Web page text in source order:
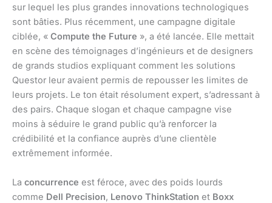
sur lequel les plus grandes innovations technologiques
sont bâties. Plus récemment, une campagne digitale
ciblée, « Compute the Future », a été lancée. Elle mettait
en scène des témoignages d’ingénieurs et de designers
de grands studios expliquant comment les solutions
Questor leur avaient permis de repousser les limites de
leurs projets. Le ton était résolument expert, s’adressant à
des pairs. Chaque slogan et chaque campagne vise
moins à séduire le grand public qu’à renforcer la
crédibilité et la confiance auprès d’une clientèle
extrêmement informée.
La concurrence est féroce, avec des poids lourds
comme Dell Precision, Lenovo ThinkStation et Boxx